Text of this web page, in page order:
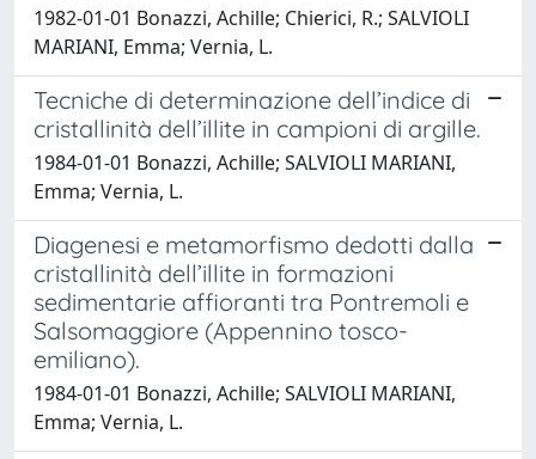
1982-01-01 Bonazzi, Achille; Chierici, R.; SALVIOLI
MARIANI, Emma; Vernia, L.
Tecniche di determinazione dell’indice di
cristallinità dell’illite in campioni di argille.
1984-01-01 Bonazzi, Achille; SALVIOLI MARIANI,
Emma; Vernia, L.
Diagenesi e metamorfismo dedotti dalla
cristallinità dell’illite in formazioni
sedimentarie affioranti tra Pontremoli e
Salsomaggiore (Appennino tosco-
emiliano).
1984-01-01 Bonazzi, Achille; SALVIOLI MARIANI,
Emma; Vernia, L.